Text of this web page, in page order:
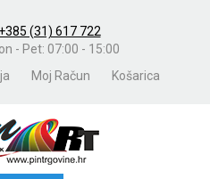
(31) 617 722
- Pet: 07:00 - 15:00
Moj Račun Košarica